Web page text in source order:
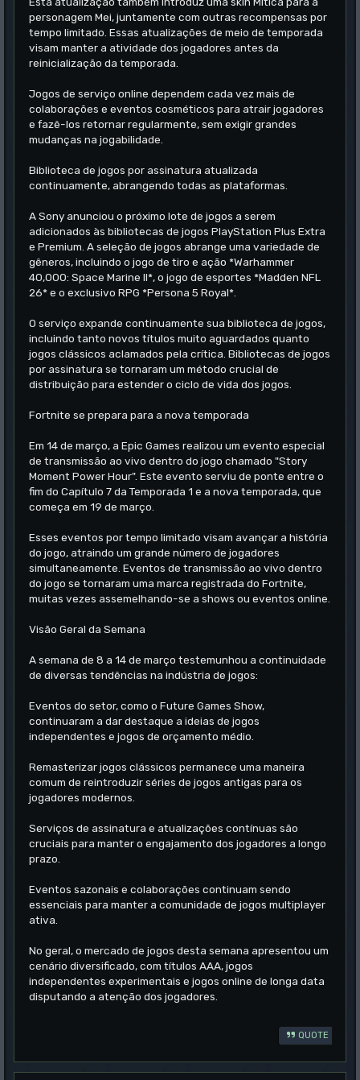
personagem Mei, juntamente com outras recompensas por
tempo limitado. Essas atualizações de meio de temporada
visam manter a atividade dos jogadores antes da
reinicialização da temporada.
Jogos de serviço online dependem cada vez mais de
colaborações e eventos cosméticos para atrair jogadores
e fazê-los retornar regularmente, sem exigir grandes
mudanças na jogabilidade.
Biblioteca de jogos por assinatura atualizada
continuamente, abrangendo todas as plataformas.
A Sony anunciou o próximo lote de jogos a serem
adicionados às bibliotecas de jogos PlayStation Plus Extra
e Premium. A seleção de jogos abrange uma variedade de
gêneros, incluindo o jogo de tiro e ação *Warhammer
40,000: Space Marine II*, o jogo de esportes *Madden NFL
26* e o exclusivo RPG *Persona 5 Royal*.
O serviço expande continuamente sua biblioteca de jogos,
incluindo tanto novos títulos muito aguardados quanto
jogos clássicos aclamados pela crítica. Bibliotecas de jogos
por assinatura se tornaram um método crucial de
distribuição para estender o ciclo de vida dos jogos.
Fortnite se prepara para a nova temporada
Em 14 de março, a Epic Games realizou um evento especial
de transmissão ao vivo dentro do jogo chamado "Story
Moment Power Hour". Este evento serviu de ponte entre o
fim do Capítulo 7 da Temporada 1 e a nova temporada, que
começa em 19 de março.
Esses eventos por tempo limitado visam avançar a história
do jogo, atraindo um grande número de jogadores
simultaneamente. Eventos de transmissão ao vivo dentro
do jogo se tornaram uma marca registrada do Fortnite,
muitas vezes assemelhando-se a shows ou eventos online.
Visão Geral da Semana
A semana de 8 a 14 de março testemunhou a continuidade
de diversas tendências na indústria de jogos:
Eventos do setor, como o Future Games Show,
continuaram a dar destaque a ideias de jogos
independentes e jogos de orçamento médio.
Remasterizar jogos clássicos permanece uma maneira
comum de reintroduzir séries de jogos antigas para os
jogadores modernos.
Serviços de assinatura e atualizações contínuas são
cruciais para manter o engajamento dos jogadores a longo
prazo.
Eventos sazonais e colaborações continuam sendo
essenciais para manter a comunidade de jogos multiplayer
ativa.
No geral, o mercado de jogos desta semana apresentou um
cenário diversificado, com títulos AAA, jogos
independentes experimentais e jogos online de longa data
disputando a atenção dos jogadores.
QUOTE